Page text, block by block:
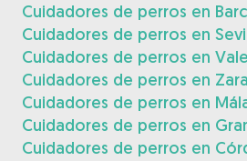
Cuidadores de perros en
Cuidadores de perros en
Cuidadores de perros en
Cuidadores de perros en
Cuidadores de perros en
Cuidadores de perros en
Cuidadores de perros en